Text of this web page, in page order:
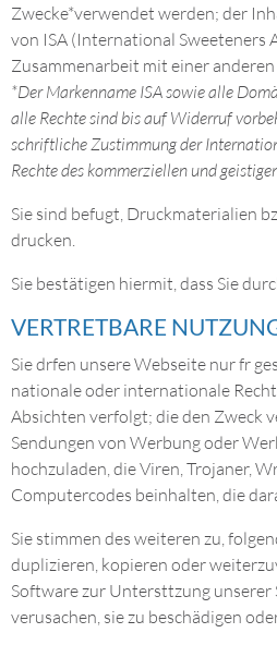
Zwecke*verwendet werden; der
von ISA (International Sweeteners
Zusammenarbeit mit einer
*Der Markenname ISA sowie alle
alle Rechte sind bis auf Widerruf
schriftliche Zustimmung der
Rechte des kommerziellen und
Sie sind befugt, Druckmaterialien
drucken.
Sie bestätigen hiermit, dass Sie
VERTRETBARE
Sie drfen unsere Webseite nur fr
nationale oder internationale
Absichten verfolgt; die den Zweck
Sendungen von Werbung oder
hochzuladen, die Viren, Trojaner,
Computercodes beinhalten, die
Sie stimmen des weiteren zu,
duplizieren, kopieren oder
Software zur Untersttzung
verusachen, sie zu beschädigen